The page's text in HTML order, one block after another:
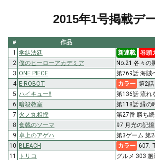
2015年1号掲載デ
# 作品
1 学糾法廷 新連載 巻頭
2 僕のヒーローアカデミア
No.21 各々の
3 ONE PIECE
第769話 海賊
4 E-ROBOT カラー 第2
5 ハイキュー!!
第136話 流れ
6 暗殺教室
第118話 縁の
7 火ノ丸相撲
第27番 勝ち
8 食戟のソーマ
97 月光の記憶
9 卓上のアゲハ
第3ゲーム 第
10 BLEACH カラー 607.
11
トリコ
グルメ 303 邂